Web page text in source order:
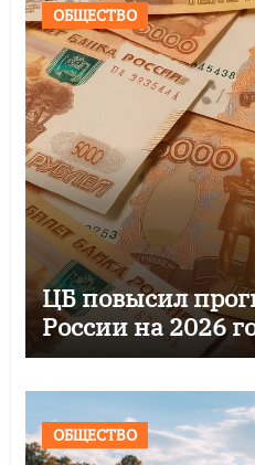
ОБЩЕСТВО
ЦБ повысил
России на 2026
ОБЩЕСТВО